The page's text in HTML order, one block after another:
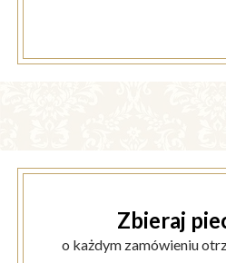
Zbieraj
o każdym zamówieniu